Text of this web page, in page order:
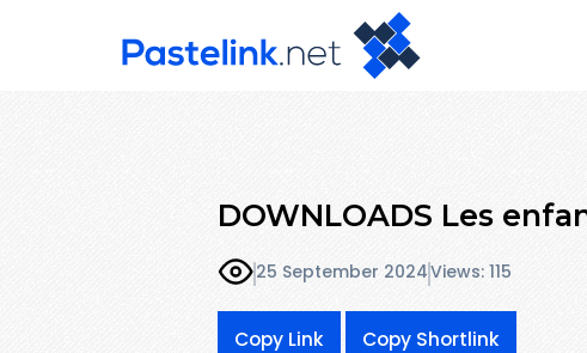
DOWNLOADS Les
25 September 2024Views: 115
Copy Link Copy Shortlink